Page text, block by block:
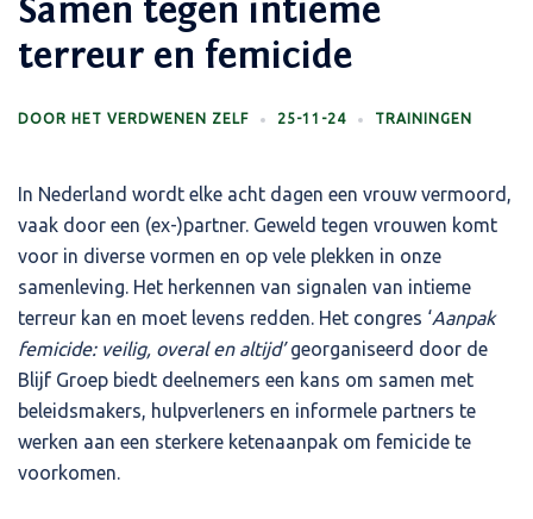
Samen tegen intieme
terreur en femicide
DOOR HET VERDWENEN ZELF 25-11-24 TRAININGEN
In Nederland wordt elke acht dagen een vrouw vermoord,
vaak door een (ex-)partner. Geweld tegen vrouwen komt
voor in diverse vormen en op vele plekken in onze
samenleving. Het herkennen van signalen van intieme
terreur kan en moet levens redden. Het congres ‘Aanpak
femicide: veilig, overal en altijd’georganiseerd door de
Blijf Groep biedt deelnemers een kans om samen met
beleidsmakers, hulpverleners en informele partners te
werken aan een sterkere ketenaanpak om femicide te
voorkomen.